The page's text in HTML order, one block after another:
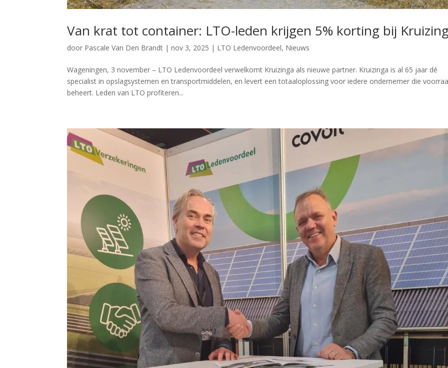
Van krat tot container: LTO-leden krijgen 5% korting bij
door Pascale Van Den Brandt |nov 3, 2025 | LTO Ledenvoordeel, Nieuws
Wageningen, 3 november – LTO Ledenvoordeel verwelkomt Kruizinga als nieuwe partner. Kruizinga is al 65 jaar dé
specialist in opslagsystemen en transportmiddelen, en levert een totaaloplossing voor iedere ondernemer die
beheert. Leden van LTO profiteren...